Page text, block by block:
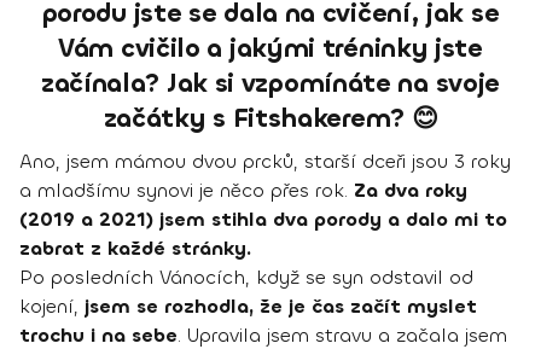
porodu jste se dala na cvičení, jak se
Vám cvičilo a jakými tréninky jste
začínala? Jak si vzpomínáte na svoje
začátky s Fitshakerem? 😊
Ano, jsem mámou dvou prcků, starší dceři jsou 3 roky
a mladšímu synovi je něco přes rok. Za dva roky
(2019 a 2021) jsem stihla dva porody a dalo mi to
zabrat z každé stránky.
Po posledních Vánocích, když se syn odstavil od
kojení, jsem se rozhodla, že je čas začít myslet
trochu i na sebe. Upravila jsem stravu a začala jsem